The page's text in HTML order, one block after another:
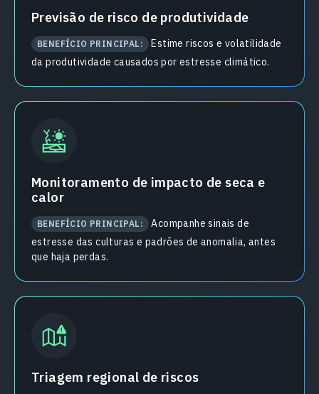
Previsão de risco de produtividade
BENEFÍCIO PRINCIPAL:
Estime riscos e volatilidade
da produtividade causados por estresse climático.
Monitoramento de impacto de seca e
calor
BENEFÍCIO PRINCIPAL:
Acompanhe sinais de
estresse das culturas e padrões de anomalia, antes
que haja perdas.
Triagem regional de riscos